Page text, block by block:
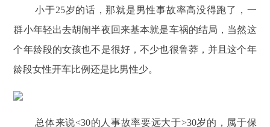
小于25岁的话，那就是男性事故率高没得跑了，一
群小年轻出去胡闹半夜回来基本就是车祸的结局，当然这
个年龄段的女孩也不是很好，不少也很鲁莽，并且这个年
龄段女性开车比例还是比男性少。
总体来说<30的人事故率要远大于>30岁的，属于保